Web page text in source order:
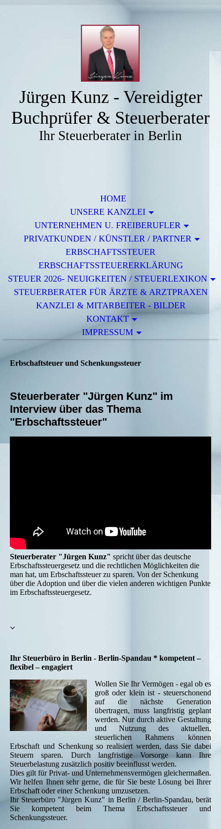
Jürgen Kunz - Vereidigter
Buchprüfer & Steuerberater
Ihr Steuerberater in Berlin
HOME
UNSERE KANZLEI
UNTERNEHMEN U. FREIBERUFLER
PRIVATKUNDEN / KÜNSTLER / PARTNER
ERBSCHAFTSSTEUER
ERBSCHAFTSSTEUERERKLÄRUNG
STEUER 2026- NEUIGKEITEN / STEUERLEXIKON
STEUERBERATER FÜR ÄRZTE & ARZTPRAXEN
KANZLEI & MITARBEITER - BILDER
KONTAKT
IMPRESSUM
Erbschaftsteuer und Schenkungssteuer
Steuerberater "Jürgen Kunz" im
Interview über das Thema
"Erbschaftssteuer"
Steuerberater "Jürgen Kunz" spricht über das deutsche
Erbschaftssteuergesetz und die rechtlichen Möglichkeiten die
man hat, um Erbschaftssteuer zu sparen. Von der Schenkung
über die Adoption und über die vielen anderen wichtigen Punkte
im Erbschaftssteuergesetz.
Ihr Steuerbüro in Berlin - Berlin-Spandau * kompetent –
flexibel – engagiert
Wollen Sie Ihr Vermögen - egal ob es
groß oder klein ist - steuerschonend
auf die nächste Generation
übertragen, muss langfristig geplant
werden. Nur durch aktive Gestaltung
und Nutzung des aktuellen,
steuerlichen Rahmens können
Erbschaft und Schenkung so realisiert werden, dass Sie dabei
Steuern sparen. Durch langfristige Vorsorge kann Ihre
Steuerbelastung zusätzlich positiv beeinflusst werden.
Dies gilt für Privat- und Unternehmensvermögen gleichermaßen.
Wir helfen Ihnen sehr gerne, die für Sie beste Lösung bei Ihrer
Erbschaft oder einer Schenkung umzusetzen.
Ihr Steuerbüro "Jürgen Kunz" in Berlin / Berlin-Spandau, berät
Sie kompetent beim Thema Erbschaftssteuer und
Schenkungssteuer.